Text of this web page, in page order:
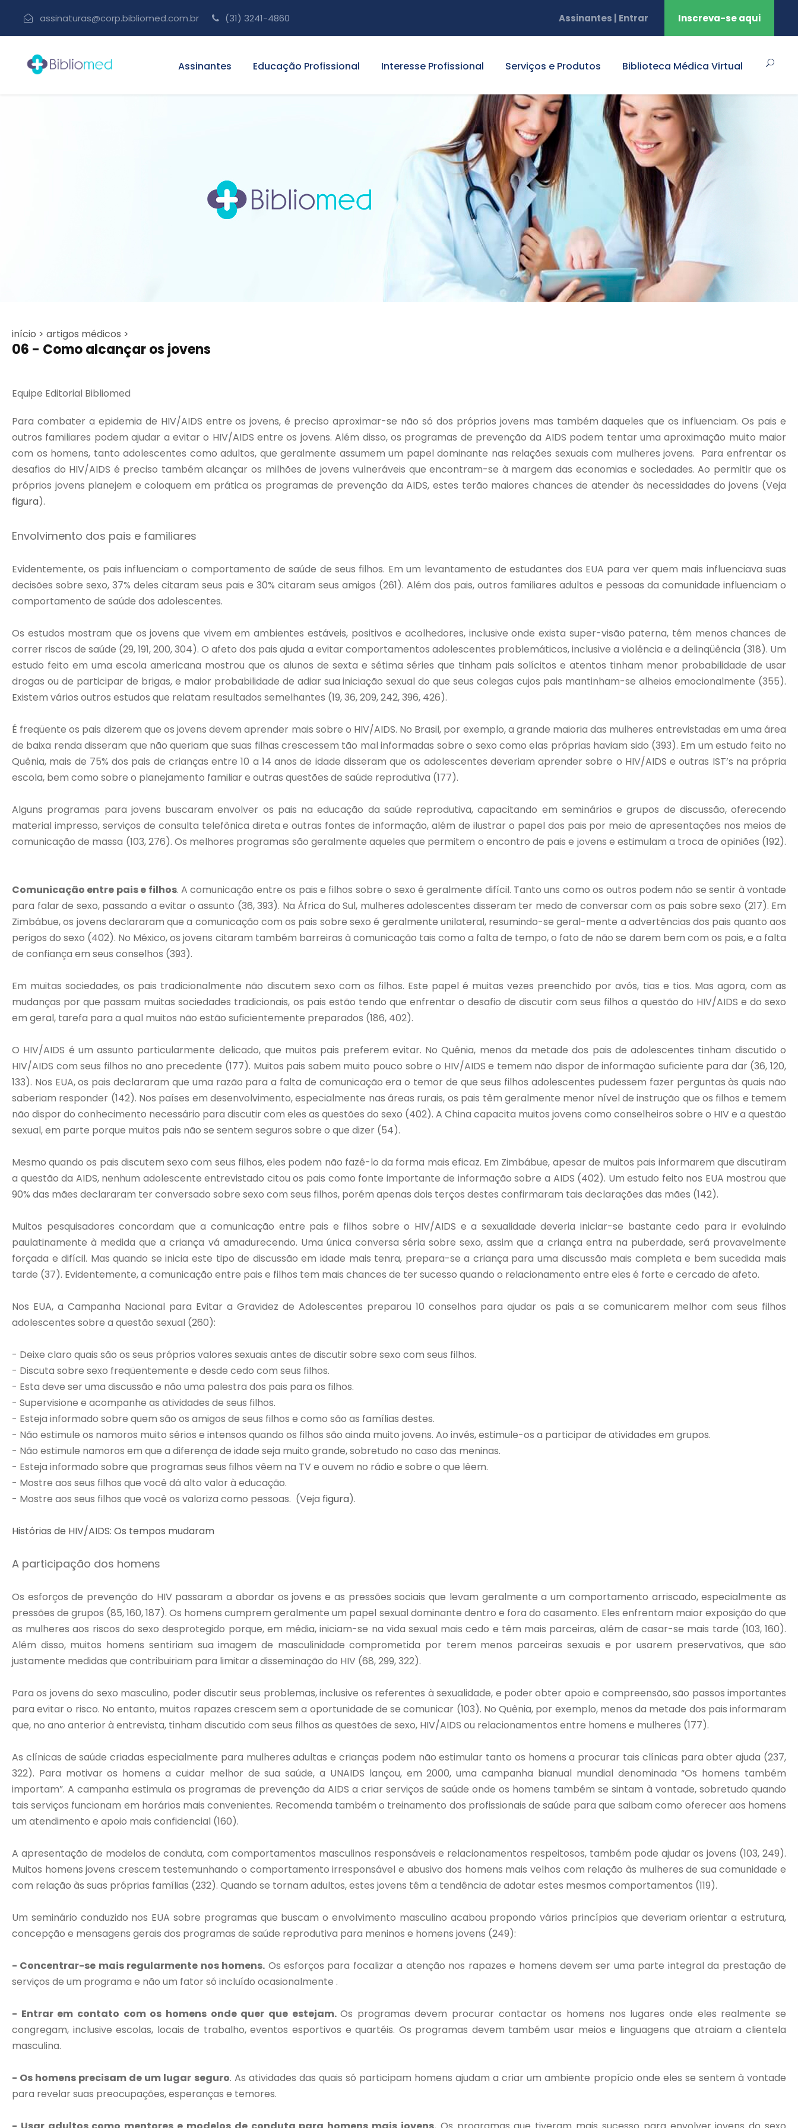
assinaturas@corp.bibliomed.com.br (31) 3241-4860 Assinantes | Entrar Inscreva-se aqui
Assinantes Educação Profissional Interesse Profissional Serviços e Produtos Biblioteca Médica Virtual
início > artigos médicos >
06 - Como alcançar os jovens
Equipe Editorial Bibliomed
Para combater a epidemia de HIV/AIDS entre os jovens, é preciso aproximar-se não só dos próprios jovens mas também daqueles que os influenciam. Os pais e
outros familiares podem ajudar a evitar o HIV/AIDS entre os jovens. Além disso, os programas de prevenção da AIDS podem tentar uma aproximação muito maior
com os homens, tanto adolescentes como adultos, que geralmente assumem um papel dominante nas relações sexuais com mulheres jovens. Para enfrentar os
desafios do HIV/AIDS é preciso também alcançar os milhões de jovens vulneráveis que encontram-se à margem das economias e sociedades. Ao permitir que os
próprios jovens planejem e coloquem em prática os programas de prevenção da AIDS, estes terão maiores chances de atender às necessidades do jovens (Veja
figura).
Envolvimento dos pais e familiares
Evidentemente, os pais influenciam o comportamento de saúde de seus filhos. Em um levantamento de estudantes dos EUA para ver quem mais influenciava suas
decisões sobre sexo, 37% deles citaram seus pais e 30% citaram seus amigos (261). Além dos pais, outros familiares adultos e pessoas da comunidade influenciam o
comportamento de saúde dos adolescentes.
Os estudos mostram que os jovens que vivem em ambientes estáveis, positivos e acolhedores, inclusive onde exista super-visão paterna, têm menos chances de
correr riscos de saúde (29, 191, 200, 304). O afeto dos pais ajuda a evitar comportamentos adolescentes problemáticos, inclusive a violência e a delinqüência (318). Um
estudo feito em uma escola americana mostrou que os alunos de sexta e sétima séries que tinham pais solícitos e atentos tinham menor probabilidade de usar
drogas ou de participar de brigas, e maior probabilidade de adiar sua iniciação sexual do que seus colegas cujos pais mantinham-se alheios emocionalmente (355).
Existem vários outros estudos que relatam resultados semelhantes (19, 36, 209, 242, 396, 426).
É freqüente os pais dizerem que os jovens devem aprender mais sobre o HIV/AIDS. No Brasil, por exemplo, a grande maioria das mulheres entrevistadas em uma área
de baixa renda disseram que não queriam que suas filhas crescessem tão mal informadas sobre o sexo como elas próprias haviam sido (393). Em um estudo feito no
Quênia, mais de 75% dos pais de crianças entre 10 a 14 anos de idade disseram que os adolescentes deveriam aprender sobre o HIV/AIDS e outras IST’s na própria
escola, bem como sobre o planejamento familiar e outras questões de saúde reprodutiva (177).
Alguns programas para jovens buscaram envolver os pais na educação da saúde reprodutiva, capacitando em seminários e grupos de discussão, oferecendo
material impresso, serviços de consulta telefônica direta e outras fontes de informação, além de ilustrar o papel dos pais por meio de apresentações nos meios de
comunicação de massa (103, 276). Os melhores programas são geralmente aqueles que permitem o encontro de pais e jovens e estimulam a troca de opiniões (192).
Comunicação entre pais e filhos. A comunicação entre os pais e filhos sobre o sexo é geralmente difícil. Tanto uns como os outros podem não se sentir à vontade
para falar de sexo, passando a evitar o assunto (36, 393). Na África do Sul, mulheres adolescentes disseram ter medo de conversar com os pais sobre sexo (217). Em
Zimbábue, os jovens declararam que a comunicação com os pais sobre sexo é geralmente unilateral, resumindo-se geral-mente a advertências dos pais quanto aos
perigos do sexo (402). No México, os jovens citaram também barreiras à comunicação tais como a falta de tempo, o fato de não se darem bem com os pais, e a falta
de confiança em seus conselhos (393).
Em muitas sociedades, os pais tradicionalmente não discutem sexo com os filhos. Este papel é muitas vezes preenchido por avós, tias e tios. Mas agora, com as
mudanças por que passam muitas sociedades tradicionais, os pais estão tendo que enfrentar o desafio de discutir com seus filhos a questão do HIV/AIDS e do sexo
em geral, tarefa para a qual muitos não estão suficientemente preparados (186, 402).
O HIV/AIDS é um assunto particularmente delicado, que muitos pais preferem evitar. No Quênia, menos da metade dos pais de adolescentes tinham discutido o
HIV/AIDS com seus filhos no ano precedente (177). Muitos pais sabem muito pouco sobre o HIV/AIDS e temem não dispor de informação suficiente para dar (36, 120,
133). Nos EUA, os pais declararam que uma razão para a falta de comunicação era o temor de que seus filhos adolescentes pudessem fazer perguntas às quais não
saberiam responder (142). Nos países em desenvolvimento, especialmente nas áreas rurais, os pais têm geralmente menor nível de instrução que os filhos e temem
não dispor do conhecimento necessário para discutir com eles as questões do sexo (402). A China capacita muitos jovens como conselheiros sobre o HIV e a questão
sexual, em parte porque muitos pais não se sentem seguros sobre o que dizer (54).
Mesmo quando os pais discutem sexo com seus filhos, eles podem não fazê-lo da forma mais eficaz. Em Zimbábue, apesar de muitos pais informarem que discutiram
a questão da AIDS, nenhum adolescente entrevistado citou os pais como fonte importante de informação sobre a AIDS (402). Um estudo feito nos EUA mostrou que
90% das mães declararam ter conversado sobre sexo com seus filhos, porém apenas dois terços destes confirmaram tais declarações das mães (142).
Muitos pesquisadores concordam que a comunicação entre pais e filhos sobre o HIV/AIDS e a sexualidade deveria iniciar-se bastante cedo para ir evoluindo
paulatinamente à medida que a criança vá amadurecendo. Uma única conversa séria sobre sexo, assim que a criança entra na puberdade, será provavelmente
forçada e difícil. Mas quando se inicia este tipo de discussão em idade mais tenra, prepara-se a criança para uma discussão mais completa e bem sucedida mais
tarde (37). Evidentemente, a comunicação entre pais e filhos tem mais chances de ter sucesso quando o relacionamento entre eles é forte e cercado de afeto.
Nos EUA, a Campanha Nacional para Evitar a Gravidez de Adolescentes preparou 10 conselhos para ajudar os pais a se comunicarem melhor com seus filhos
adolescentes sobre a questão sexual (260):
- Deixe claro quais são os seus próprios valores sexuais antes de discutir sobre sexo com seus filhos.
- Discuta sobre sexo freqüentemente e desde cedo com seus filhos.
- Esta deve ser uma discussão e não uma palestra dos pais para os filhos.
- Supervisione e acompanhe as atividades de seus filhos.
- Esteja informado sobre quem são os amigos de seus filhos e como são as famílias destes.
- Não estimule os namoros muito sérios e intensos quando os filhos são ainda muito jovens. Ao invés, estimule-os a participar de atividades em grupos.
- Não estimule namoros em que a diferença de idade seja muito grande, sobretudo no caso das meninas.
- Esteja informado sobre que programas seus filhos vêem na TV e ouvem no rádio e sobre o que lêem.
- Mostre aos seus filhos que você dá alto valor à educação.
- Mostre aos seus filhos que você os valoriza como pessoas. (Veja figura).
Histórias de HIV/AIDS: Os tempos mudaram
A participação dos homens
Os esforços de prevenção do HIV passaram a abordar os jovens e as pressões sociais que levam geralmente a um comportamento arriscado, especialmente as
pressões de grupos (85, 160, 187). Os homens cumprem geralmente um papel sexual dominante dentro e fora do casamento. Eles enfrentam maior exposição do que
as mulheres aos riscos do sexo desprotegido porque, em média, iniciam-se na vida sexual mais cedo e têm mais parceiras, além de casar-se mais tarde (103, 160).
Além disso, muitos homens sentiriam sua imagem de masculinidade comprometida por terem menos parceiras sexuais e por usarem preservativos, que são
justamente medidas que contribuiriam para limitar a disseminação do HIV (68, 299, 322).
Para os jovens do sexo masculino, poder discutir seus problemas, inclusive os referentes à sexualidade, e poder obter apoio e compreensão, são passos importantes
para evitar o risco. No entanto, muitos rapazes crescem sem a oportunidade de se comunicar (103). No Quênia, por exemplo, menos da metade dos pais informaram
que, no ano anterior à entrevista, tinham discutido com seus filhos as questões de sexo, HIV/AIDS ou relacionamentos entre homens e mulheres (177).
As clínicas de saúde criadas especialmente para mulheres adultas e crianças podem não estimular tanto os homens a procurar tais clínicas para obter ajuda (237,
322). Para motivar os homens a cuidar melhor de sua saúde, a UNAIDS lançou, em 2000, uma campanha bianual mundial denominada “Os homens também
importam”. A campanha estimula os programas de prevenção da AIDS a criar serviços de saúde onde os homens também se sintam à vontade, sobretudo quando
tais serviços funcionam em horários mais convenientes. Recomenda também o treinamento dos profissionais de saúde para que saibam como oferecer aos homens
um atendimento e apoio mais confidencial (160).
A apresentação de modelos de conduta, com comportamentos masculinos responsáveis e relacionamentos respeitosos, também pode ajudar os jovens (103, 249).
Muitos homens jovens crescem testemunhando o comportamento irresponsável e abusivo dos homens mais velhos com relação às mulheres de sua comunidade e
com relação às suas próprias famílias (232). Quando se tornam adultos, estes jovens têm a tendência de adotar estes mesmos comportamentos (119).
Um seminário conduzido nos EUA sobre programas que buscam o envolvimento masculino acabou propondo vários princípios que deveriam orientar a estrutura,
concepção e mensagens gerais dos programas de saúde reprodutiva para meninos e homens jovens (249):
- Concentrar-se mais regularmente nos homens. Os esforços para focalizar a atenção nos rapazes e homens devem ser uma parte integral da prestação de
serviços de um programa e não um fator só incluído ocasionalmente .
- Entrar em contato com os homens onde quer que estejam.Os programas devem procurar contactar os homens nos lugares onde eles realmente se
congregam, inclusive escolas, locais de trabalho, eventos esportivos e quartéis. Os programas devem também usar meios e linguagens que atraiam a clientela
masculina.
- Os homens precisam de um lugar seguro. As atividades das quais só participam homens ajudam a criar um ambiente propício onde eles se sentem à vontade
para revelar suas preocupações, esperanças e temores.